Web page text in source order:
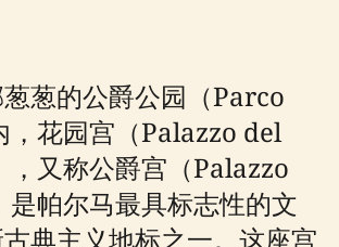
葱的公爵公园（Parco
，花园宫（Palazzo del
又称公爵宫（Palazzo
帕尔马最具标志性的文
典主义地标之一。这座宫